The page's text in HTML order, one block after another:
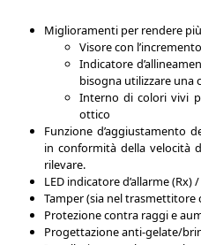
Miglioramenti per rendere
Visore con
Indicatore
bisogna utilizzare una
Interno di colori vivi
ottico
Funzione d’aggiustamento
in conformità della velocità
rilevare.
LED indicatore d’allarme (Rx)
Tamper (sia nel trasmettitore
Protezione contra raggi e
Progettazione anti-gelate/